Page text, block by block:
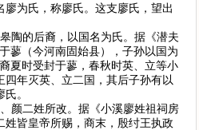
为氏，称廖氏。这支廖氏，望出
陶的后裔，以国名为氏。据《潜夫
蓼（今河南固始县），子孙以国为
夏时受封于蓼，春秋时英、立等小
四年灭英、立二国，其后子孙有以
。
颜二姓所改。据《小溪廖姓祖祠房
姓皆皇帝所赐，商末，殷纣王执政